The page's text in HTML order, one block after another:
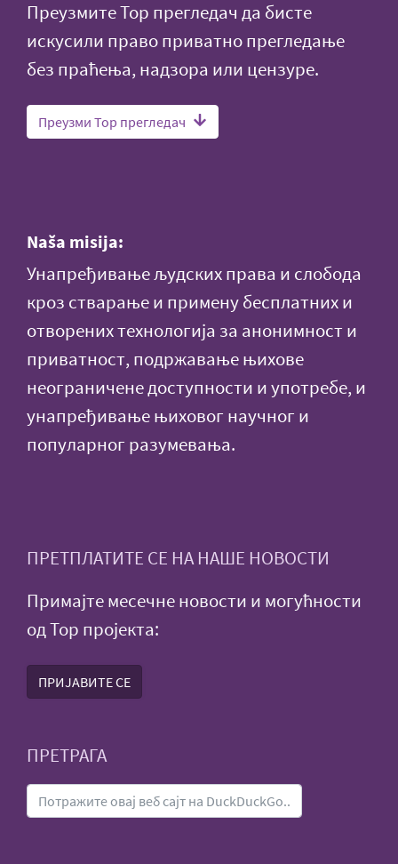
Преузмите Тор прегледач да бисте
искусили право приватно прегледање
без праћења, надзора или цензуре.
Преузми Тор прегледач
Naša misija:
Унапређивање људских права и слобода
кроз стварање и примену бесплатних и
отворених технологија за анонимност и
приватност, подржавање њихове
неограничене доступности и употребе, и
унапређивање њиховог научног и
популарног разумевања.
ПРЕТПЛАТИТЕ СЕ НА НАШЕ НОВОСТИ
Примајте месечне новости и могућности
од Тор пројекта:
ПРИЈАВИТЕ СЕ
ПРЕТРАГА